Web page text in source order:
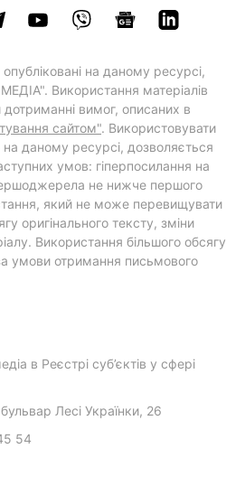
на даному ресурсі,
Використання матеріалів
вимог, описаних в
сайтом". Використовувати
даному ресурсі, дозволяється
умов: гіперпосилання на
не нижче першого
який не може перевищувати
оригінального тексту, зміни
Використання більшого обсягу
умови отримання письмового
в Реєстрі суб’єктів у сфері
Лесі Українки, 26
54